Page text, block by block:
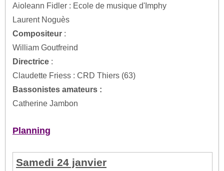
Aioleann Fidler : Ecole de musique d'Imphy
Laurent Noguès
Compositeur :
William Goutfreind
Directrice :
Claudette Friess : CRD Thiers (63)
Bassonistes amateurs :
Catherine Jambon
Planning
Samedi 24 janvier